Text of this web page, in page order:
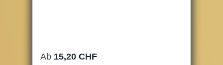
Regulärer Preis:
Ab 15,20 CHF